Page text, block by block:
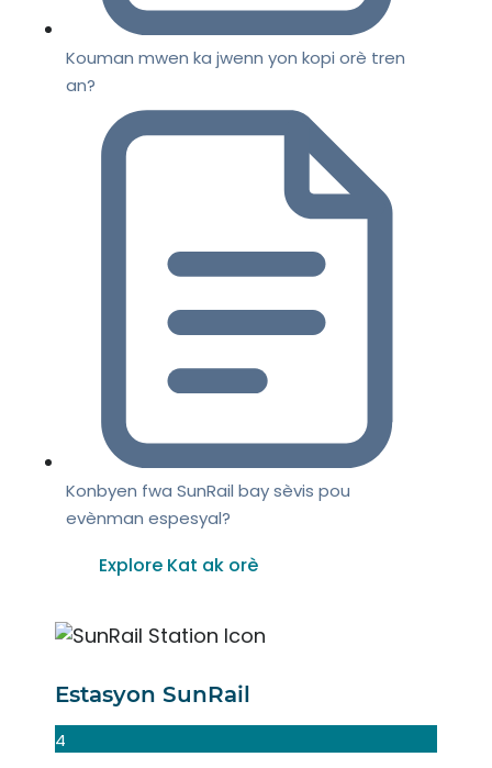
Kouman mwen ka jwenn yon kopi orè tren
an?
Konbyen fwa SunRail bay sèvis pou
evènman espesyal?
Explore Kat ak orè
Estasyon SunRail
4